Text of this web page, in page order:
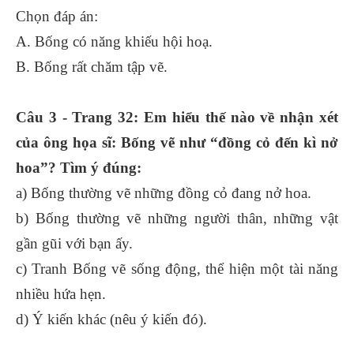
Chọn đáp án:
A. Bống có năng khiếu hội hoạ.
B. Bống rất chăm tập vẽ.
Câu 3 - Trang 32: Em hiểu thế nào về nhận xét
của ông họa sĩ: Bống vẽ như “đồng cỏ đến kì nở
hoa”? Tìm ý đúng:
a) Bống thường vẽ những đồng cỏ đang nở hoa.
b) Bống thường vẽ những người thân, những vật
gần gũi với bạn ấy.
c) Tranh Bống vẽ sống động, thể hiện một tài năng
nhiều hứa hẹn.
d) Ý kiến khác (nêu ý kiến đó).